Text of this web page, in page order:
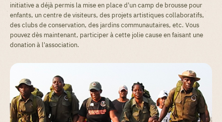
initiative a déjà permis la mise en place d'un camp de brousse pour
enfants, un centre de visiteurs, des projets artistiques collaboratifs,
des clubs de conservation, des jardins communautaires, etc. Vous
pouvez dès maintenant, participer à cette jolie cause en faisant une
donation à l'association.